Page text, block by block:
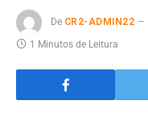
De CR2-ADMIN22
1 Minutos de Leitura